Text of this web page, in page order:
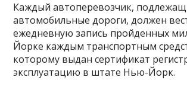
Каждый автоперевозчик,
автомобильные дороги, должен
ежедневную запись пройденных
Йорке каждым транспортным
которому выдан сертификат
эксплуатацию в штате Нью-Йорк.